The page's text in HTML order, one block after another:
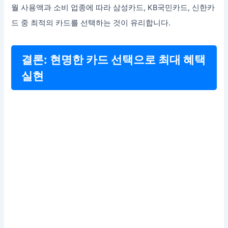
월 사용액과 소비 업종에 따라 삼성카드, KB국민카드, 신한카
드 중 최적의 카드를 선택하는 것이 유리합니다.
결론: 현명한 카드 선택으로 최대 혜택
실현